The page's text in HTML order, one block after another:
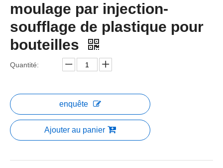
moulage par injection-
soufflage de plastique pour
bouteilles
Quantité:
enquête
Ajouter au panier